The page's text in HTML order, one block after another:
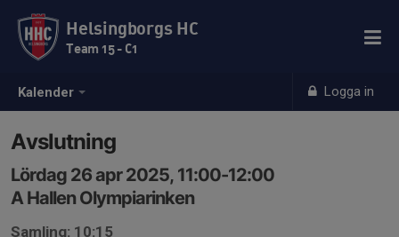
Kalender Logga in
Helsingborgs HC
Team 15 - C1
Avslutning
Lördag 26 apr 2025, 11:00-12:00
A Hallen Olympiarinken
Samling: 10:15